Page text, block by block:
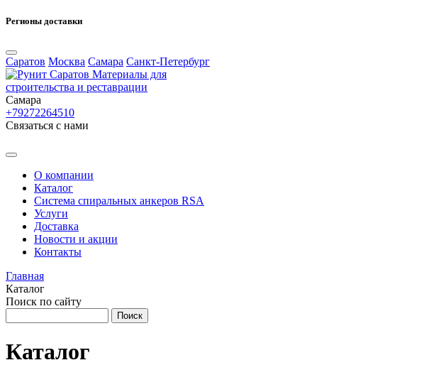
Регионы доставки
Саратов Москва Самара Санкт-Петербург
Материалы для
строительства и реставрации
Самара
+79272264510
Cвязаться с нами
О компании
Каталог
Система спиральных анкеров RSA
Услуги
Доставка
Новости и акции
Контакты
Главная
Каталог
Поиск по сайту
Каталог